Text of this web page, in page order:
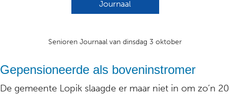
Journaal
Senioren Journaal van dinsdag 3 oktober
Gepensioneerde als boveninstromer
De gemeente Lopik slaagde er maar niet in om zo’n 20